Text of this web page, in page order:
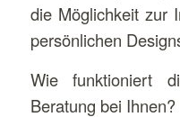
die Möglichkeit zur
persönlichen
Wie funktioniert
Beratung bei Ihnen?